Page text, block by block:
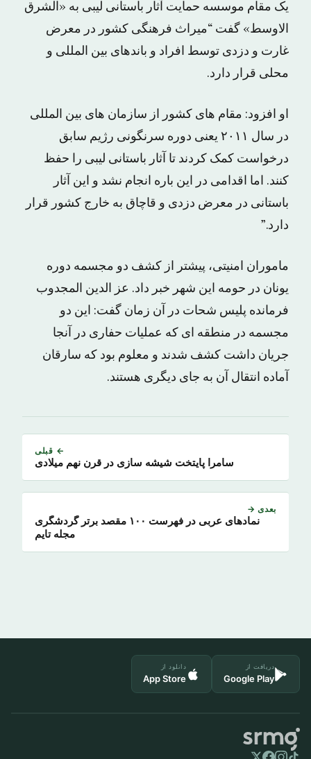
یک مقام موسسه حمایت آثار باستانی لیبی به «الشرق
الاوسط» گفت “میراث فرهنگی کشور در معرض
غارت و دزدی توسط افراد و باندهای بین المللی و
محلی قرار دارد.
او افزود: مقام های کشور از سازمان های بین المللی
در سال ۲۰۱۱ یعنی دوره سرنگونی رژیم سابق
درخواست کمک کردند تا آثار باستانی لیبی را حفظ
کنند. اما اقدامی در این باره انجام نشد و این آثار
باستانی در معرض دزدی و قاچاق به خارج کشور قرار
دارد.”
ماموران امنیتی، پیشتر از کشف دو مجسمه دوره
یونان در حومه این شهر خبر داد. عز الدین المجدوب
فرمانده پلیس شحات در آن زمان گفت: این دو
مجسمه در منطقه ای که عملیات حفاری در آنجا
جریان داشت کشف شدند و معلوم بود که سارقان
آماده انتقال آن به جای دیگری هستند.
← قبلی
سامرا پایتخت شیشه سازی در قرن نهم میلادی
بعدی →
نمادهای عربی در فهرست ۱۰۰ مقصد برتر گردشگری
مجله تایم
دریافت از
Google Play
دانلود از
App Store